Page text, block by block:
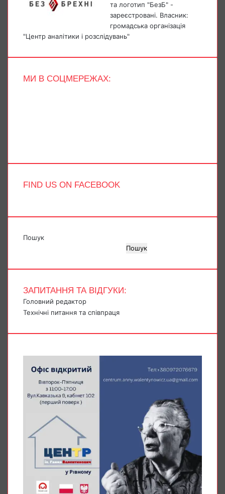
та логотип "БезБ" -
зареєстровані. Власник:
громадська організація
"Центр аналітики і розслідувань"
МИ В СОЦМЕРЕЖАХ:
FIND US ON FACEBOOK
Пошук
Пошук
ЗАПИТАННЯ ТА ВІДГУКИ:
Головний редактор
Технічні питання та співпраця